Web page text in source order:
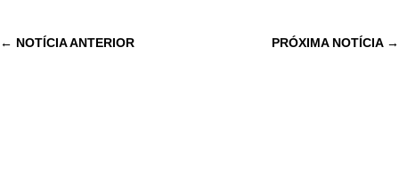
← NOTÍCIA ANTERIOR PRÓXIMA NOTÍCIA→